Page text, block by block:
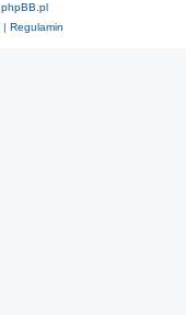
phpBB.pl
| Regulamin